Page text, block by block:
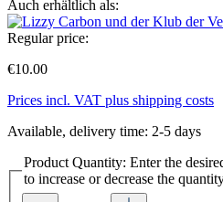
Auch erhältlich als:
Regular price:
€10.00
Prices incl. VAT plus shipping costs
Available, delivery time: 2-5 days
Product Quantity: Enter the
to increase or decrease the